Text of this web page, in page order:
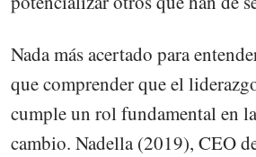
Nada más acertado para
que comprender que el
cumple un rol fundamental en
cambio. Nadella (2019), CEO